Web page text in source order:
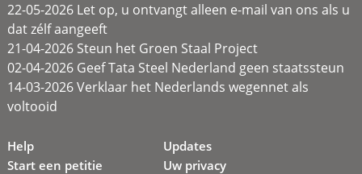
22-05-2026 Let op, u ontvangt alleen e-mail van ons als u
dat zélf aangeeft
21-04-2026 Steun het Groen Staal Project
02-04-2026 Geef Tata Steel Nederland geen staatssteun
14-03-2026 Verklaar het Nederlands wegennet als
voltooid
Help
Start een petitie
Updates
Uw privacy